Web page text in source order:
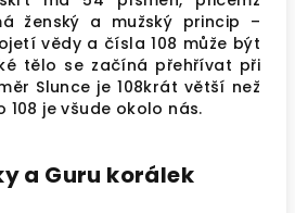
ženský a mužský princip –
vědy a čísla 108 může být
tělo se začíná přehřívat při
Slunce je 108krát větší než
108 je všude okolo nás.
a Guru korálek